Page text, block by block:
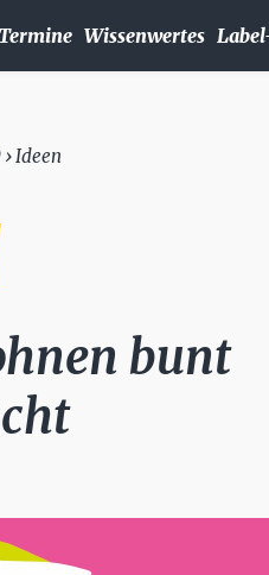
Wissenwertes
Ideen
bunt